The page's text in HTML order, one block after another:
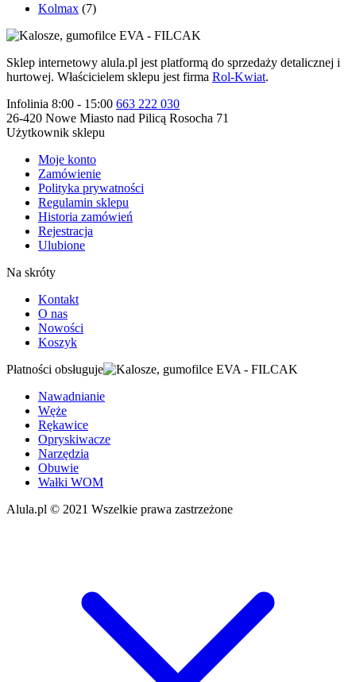
Kolmax (7)
Sklep internetowy alula.pl jest platformą do sprzedaży detalicznej i
hurtowej. Właścicielem sklepu jest firma Rol-Kwiat.
Infolinia 8:00 - 15:00 663 222 030
26-420 Nowe Miasto nad Pilicą Rosocha 71
Użytkownik sklepu
Moje konto
Zamówienie
Polityka prywatności
Regulamin sklepu
Historia zamówień
Rejestracja
Ulubione
Na skróty
Kontakt
O nas
Nowości
Koszyk
Płatności obsługuje
Nawadnianie
Węże
Rękawice
Opryskiwacze
Narzędzia
Obuwie
Wałki WOM
Alula.pl © 2021 Wszelkie prawa zastrzeżone